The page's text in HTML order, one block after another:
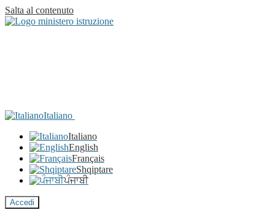
Salta al contenuto
Italiano
Italiano
English
Français
Shqiptare
ਪੰਜਾਬੀ
Accedi